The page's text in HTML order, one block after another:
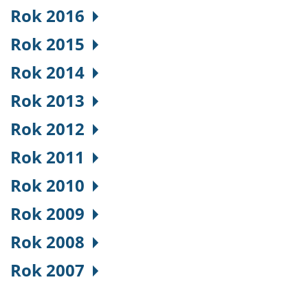
Rok 2016
Rok 2015
Rok 2014
Rok 2013
Rok 2012
Rok 2011
Rok 2010
Rok 2009
Rok 2008
Rok 2007